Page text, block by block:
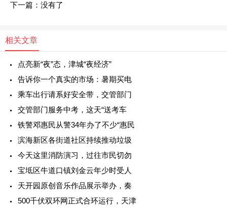
下一篇：没有了
相关文章
点亮新“夜”态，津城“夜经济”
告诉你一个真实的市场：暑期买电
乘车出行请系好安全带，交管部门
交管部门服务中考，这天“送考车
铁警邓惠民从警34年办了不少“惠民
滨海新区各街道社区持续推动垃圾
今天这里消防演习，过往市民切勿
宝坻区牛道口镇刘金云年少时受人
天开园原创音乐作品展示举办，奏
500千伏双环网正式合环运行，天津